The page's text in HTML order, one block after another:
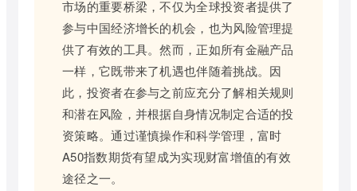
市场的重要桥梁，不仅为全球投资者提供了
参与中国经济增长的机会，也为风险管理提
供了有效的工具。然而，正如所有金融产品
一样，它既带来了机遇也伴随着挑战。因
此，投资者在参与之前应充分了解相关规则
和潜在风险，并根据自身情况制定合适的投
资策略。通过谨慎操作和科学管理，富时
A50指数期货有望成为实现财富增值的有效
途径之一。